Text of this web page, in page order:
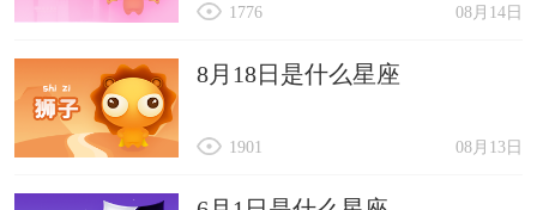
08月14日
1776
8月18日是什么星座
08月13日
1901